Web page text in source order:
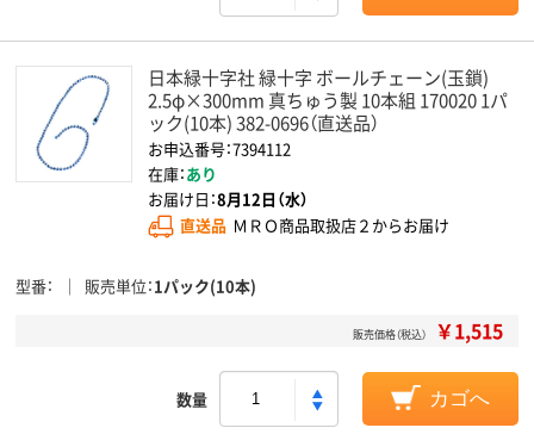
日本緑十字社 緑十字 ボールチェーン(玉鎖)
2.5φ×300mm 真ちゅう製 10本組 170020 1パ
ック(10本) 382-0696（直送品）
お申込番号：7394112
在庫：あり
お届け日：8月12日（水）
直送品 ＭＲＯ商品取扱店２からお届け
型番 販売単位 1パック(10本)
販売価格（税込） ￥1,515
数量 カゴへ